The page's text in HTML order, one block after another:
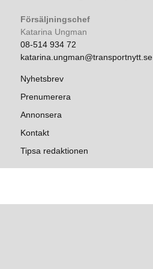
Försäljningschef
Katarina Ungman
08-514 934 72
katarina.ungman@transportnytt.se
Nyhetsbrev
Prenumerera
Annonsera
Kontakt
Tipsa redaktionen